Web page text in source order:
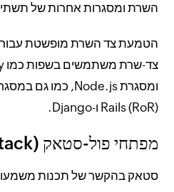
השרת ומסגרות אחרות של
הטמעת צד השרת מופשטת
Rails (RoR) ו-Django.
מפתחי פול-סטאק (Full stack)
סטאק בהקשר של תכנות